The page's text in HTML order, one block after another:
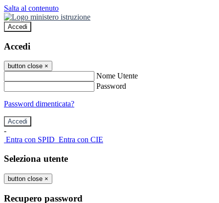
Salta al contenuto
Accedi
Accedi
button close ×
Nome Utente
Password
Password dimenticata?
-
Entra con SPID Entra con CIE
Seleziona utente
button close ×
Recupero password